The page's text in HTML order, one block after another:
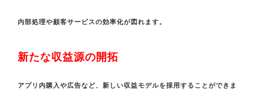
内部処理や顧客サービスの効率化が図れます。
新たな収益源の開拓
アプリ内購入や広告など、新しい収益モデルを採用することができま